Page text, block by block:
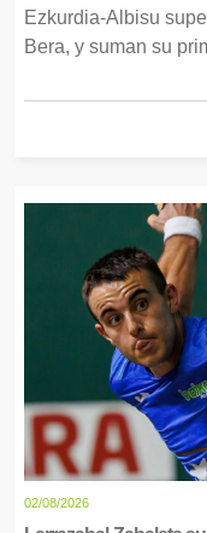
Ezkurdia-Albisu
Bera, y suman su
02/08/2026